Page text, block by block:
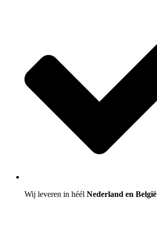
Wij leveren in héél Nederland en België